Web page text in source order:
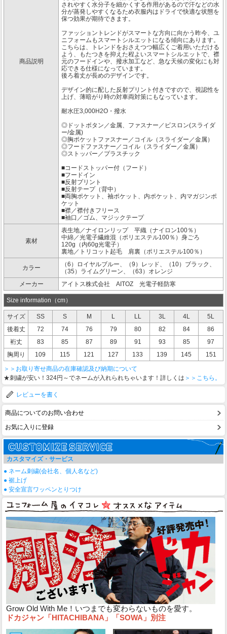
商品説明
されやすく水分子を細かくする作用があるので汗などの水
分が蒸発しやすくなるため衣服内はドライで快適な状態を
保つ効果が期待できます。
ファッショントレンドがスマートな方向に向かう昨今、ユ
ニフォームもスマートシルエットになる傾向にあります。
こちらは、トレンドをおさえつつ幅広くご着用いただける
よう、もたつきを抑えた程よいスマートシルエットで、襟
元のフードインや、撥水加工など、急な天候の変化にも対
応できる仕様になっています。
後ろ着丈が長めのデザインです。
デザイン的に配した反射プリント付きですので、視認性を
上げ、薄暗がり時の対車両対策にもなっています。
耐水圧3,000H2O・撥水
◎ドットボタン／金属、ファスナー／ビスロン(スライダ
ー/金属)
◎胸ポケットファスナー／コイル（スライダー／金属）
◎フードファスナー／コイル（スライダー／金属）
◎ストッパー／プラスチック
■コードストッパー付（フード）
■フードイン
■反射プリント
■反射テープ（背中）
■両胸ポケット、袖ポケット、内ポケット、内マガジンポ
ケット
■襟／襟付きフリース
■袖口／ゴム、マジックテープ
素材
表生地／ナイロンリップ 平織（ナイロン100％）
中綿／光電子繊維混（ポリエステル100％）身ごろ
120g（内60g光電子）
裏地／トリコット起毛 肩裏（ポリエステル100％）
カラー
（6）ロイヤルブルー、（9）レッド、（10）ブラック、
（35）ライムグリーン、（63）オレンジ
メーカー
アイトス株式会社 AITOZ 光電子軽防寒
Size information（cm）
サイズ SS S M L LL 3L 4L
5L
後着丈
72 74 76 79 80 82 84
86
裄丈
83 85 87 89 91 93 85
97
胸周り
109 115 121 127 133 139 145
151
＞＞お取り寄せ商品の在庫確認及び納期について
★刺繍が安い！324円～でネームが入れられちゃいます！詳しくは ＞＞こちら。
レビューを書く
商品についてのお問い合わせ
お気に入りに登録
カスタマイズ・サービス
● ネーム刺繍(会社名、個人名など)
● 裾上げ
● 安全宣言ワッペンとりつけ
Grow Old With Me！いつまでも変わらないものを愛す。
ドカジャン「HITACHIBANA」「SOWA」別注